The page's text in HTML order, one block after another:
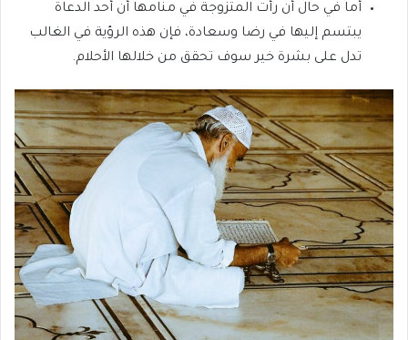
أما في حال أن رأت المتزوجة في منامها أن أحد الدعاة
يبتسم إليها في رضا وسعادة، فإن هذه الرؤية في الغالب
تدل على بشرة خير سوف تحقق من خلالها الأحلام.